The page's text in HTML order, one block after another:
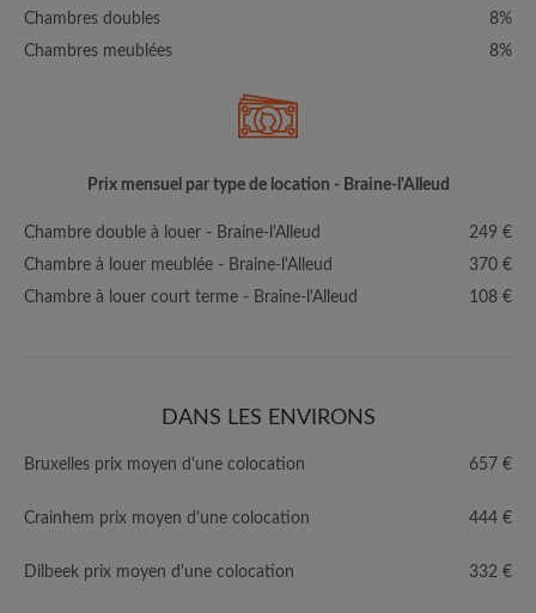
Chambres doubles
8%
Chambres meublées
8%
Prix mensuel par type de location - Braine-l'Alleud
Chambre double à louer - Braine-l'Alleud
249 €
Chambre à louer meublée - Braine-l'Alleud
370 €
Chambre à louer court terme - Braine-l'Alleud
108 €
DANS LES ENVIRONS
Bruxelles prix moyen d'une colocation 657 €
Crainhem prix moyen d'une colocation 444 €
Dilbeek prix moyen d'une colocation 332 €